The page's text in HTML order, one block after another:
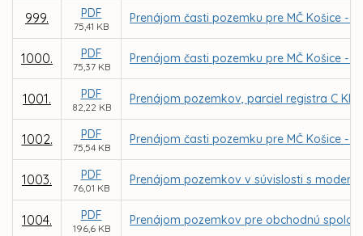
999. PDF
75,41 KB
Prenájom časti pozemku pre MČ Košice -
1000. PDF
75,37 KB
Prenájom časti pozemku pre MČ Košice -
1001. PDF
82,22 KB
Prenájom pozemkov, parciel registra C
1002. PDF
75,54 KB
Prenájom časti pozemku pre MČ Košice -
1003. PDF
76,01 KB
Prenájom pozemkov v súvislosti s
1004. PDF
196,6 KB
Prenájom pozemkov pre obchodnú